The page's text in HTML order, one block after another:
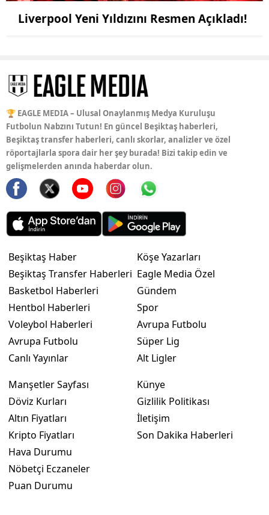
Liverpool Yeni Yıldızını Resmen Açıkladı!
🏆 EAGLE MEDIA – Ulusal Onaylanmış Medya Kuruluşu
Futbolun Nabzını Tutun! En güncel Beşiktaş haberleri,
Beşiktaş transfer haberleri, canlı skorlar, analizler ve özel
röportajlarla spora dair her şey burada! Bizi takip edin ve
gelişmelerden anında haberdar olun.
Beşiktaş Haber
Beşiktaş Transfer Haberleri
Basketbol Haberleri
Hentbol Haberleri
Voleybol Haberleri
Avrupa Futbolu
Canlı Yayınlar
Köşe Yazarları
Eagle Media Özel
Gündem
Spor
Avrupa Futbolu
Süper Lig
Alt Ligler
Manşetler Sayfası
Döviz Kurları
Altın Fiyatları
Kripto Fiyatları
Hava Durumu
Nöbetçi Eczaneler
Puan Durumu
Künye
Gizlilik Politikası
İletişim
Son Dakika Haberleri